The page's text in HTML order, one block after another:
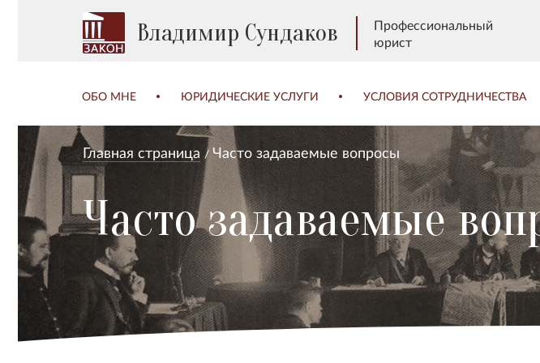
Владимир Сундаков
Профессиональный
юрист
ОБО МНЕ ЮРИДИЧЕСКИЕ УСЛУГИ УСЛОВИЯ СОТРУДНИЧЕСТВА
Главная страница Часто задаваемые вопросы
Часто задаваемые